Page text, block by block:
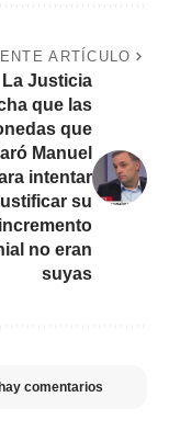
ARTÍCULO
La Justicia
que las
que
Manuel
intentar
su
incremento
no eran
suyas
comentarios